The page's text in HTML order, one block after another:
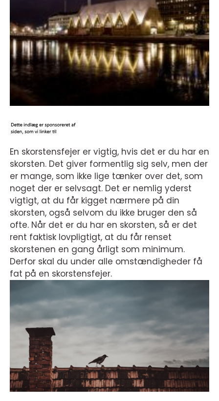
En skorstensfejer er vigtig, hvis det er du har en
skorsten. Det giver formentlig sig selv, men der
er mange, som ikke lige tænker over det, som
noget der er selvsagt. Det er nemlig yderst
vigtigt, at du får kigget nærmere på din
skorsten, også selvom du ikke bruger den så
ofte. Når det er du har en skorsten, så er det
rent faktisk lovpligtigt, at du får renset
skorstenen en gang årligt som minimum.
Derfor skal du under alle omstændigheder få
fat på en skorstensfejer.